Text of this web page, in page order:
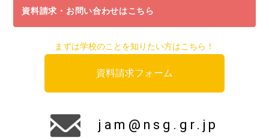
資料請求・お問い合わせはこちら
まずは学校のことを知りたい方はこちら！
資料請求フォーム
jam@nsg.gr.jp